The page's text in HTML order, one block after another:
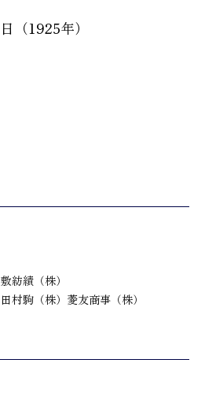
日（1925年）
紡績（株）
田村駒（株） 菱友商事（株）